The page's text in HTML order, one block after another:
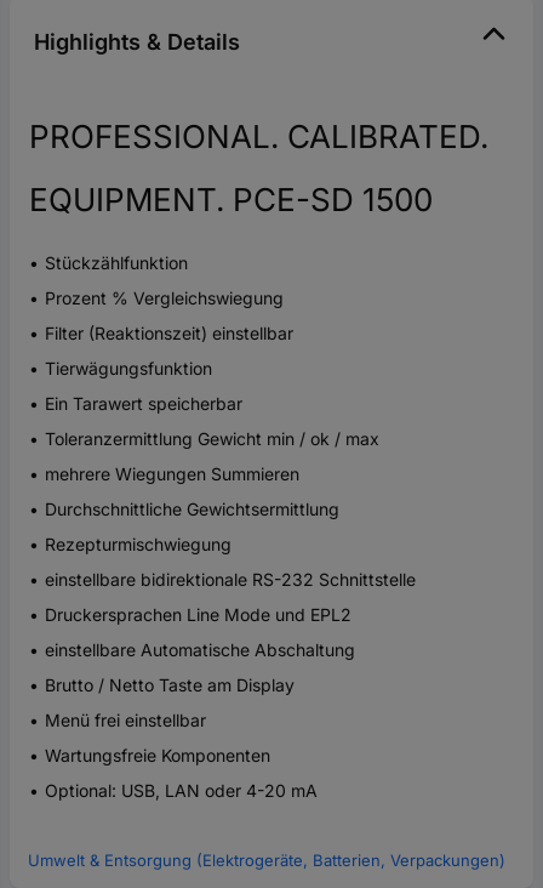
Highlights & Details
PROFESSIONAL. CALIBRATED.
EQUIPMENT. PCE-SD 1500
Stückzählfunktion
Prozent % Vergleichswiegung
Filter (Reaktionszeit) einstellbar
Tierwägungsfunktion
Ein Tarawert speicherbar
Toleranzermittlung Gewicht min / ok / max
mehrere Wiegungen Summieren
Durchschnittliche Gewichtsermittlung
Rezepturmischwiegung
einstellbare bidirektionale RS-232 Schnittstelle
Druckersprachen Line Mode und EPL2
einstellbare Automatische Abschaltung
Brutto / Netto Taste am Display
Menü frei einstellbar
Wartungsfreie Komponenten
Optional: USB, LAN oder 4-20 mA
Umwelt & Entsorgung (Elektrogeräte, Batterien, Verpackungen)